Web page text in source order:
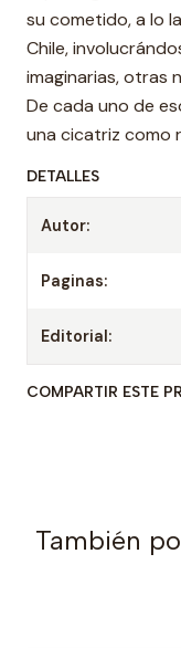
su cometido, a lo
Chile,
imaginarias, otras
De cada uno de
una cicatriz como
DETALLES
Autor:
Paginas:
Editorial:
COMPARTIR ESTE
También